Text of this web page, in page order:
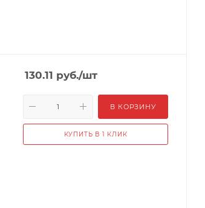
130.11 руб./шт
В КОРЗИНУ
КУПИТЬ В 1 КЛИК